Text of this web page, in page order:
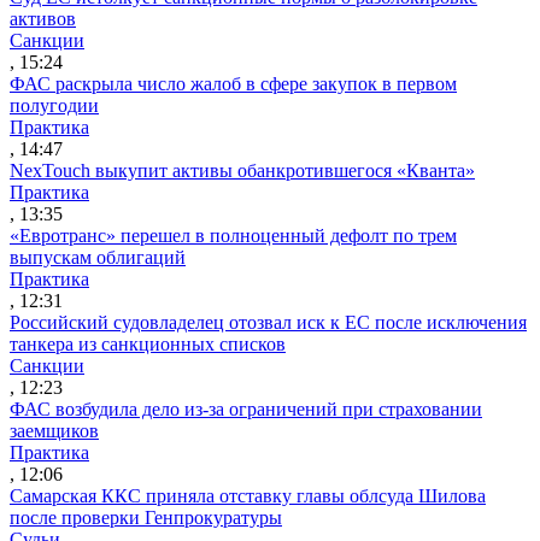
активов
Санкции
, 15:24
ФАС раскрыла число жалоб в сфере закупок в первом
полугодии
Практика
, 14:47
NexTouch выкупит активы обанкротившегося «Кванта»
Практика
, 13:35
«Евротранс» перешел в полноценный дефолт по трем
выпускам облигаций
Практика
, 12:31
Российский судовладелец отозвал иск к ЕС после исключения
танкера из санкционных списков
Санкции
, 12:23
ФАС возбудила дело из-за ограничений при страховании
заемщиков
Практика
, 12:06
Самарская ККС приняла отставку главы облсуда Шилова
после проверки Генпрокуратуры